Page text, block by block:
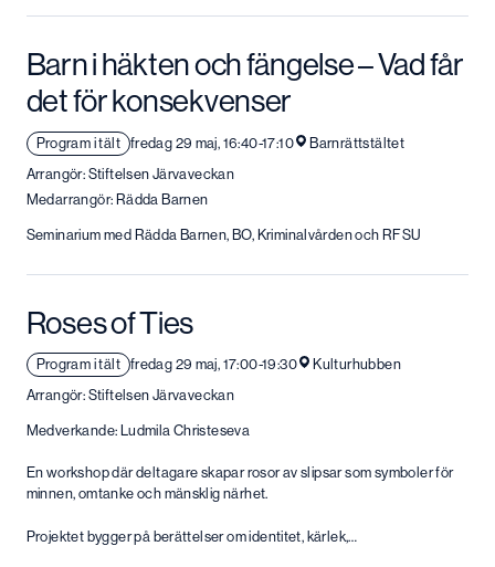
Barn i häkten och fängelse – Vad får
det för konsekvenser
Program i tält fredag 29 maj, 16:40-17:10
Barnrättstältet
Arrangör: Stiftelsen Järvaveckan
Medarrangör: Rädda Barnen
Seminarium med Rädda Barnen, BO, Kriminalvården och RFSU
Roses of Ties
Program i tält fredag 29 maj, 17:00-19:30
Kulturhubben
Arrangör: Stiftelsen Järvaveckan
Medverkande: Ludmila Christeseva
En workshop där deltagare skapar rosor av slipsar som symboler för
minnen, omtanke och mänsklig närhet.
Projektet bygger på berättelser om identitet, kärlek,…